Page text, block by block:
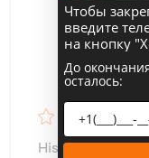
36
Hisense AS-
Чтобы
введите
на кнопку
До
осталось: